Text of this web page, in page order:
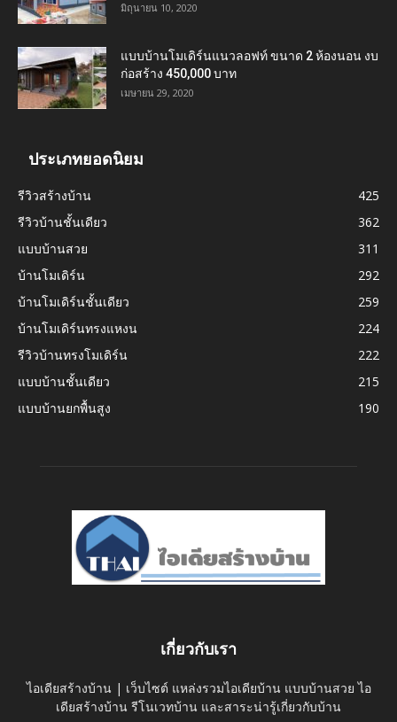
มิถุนายน 10, 2020
แบบบ้านโมเดิร์นแนวลอฟท์ ขนาด 2 ห้องนอน งบ
ก่อสร้าง 450,000 บาท
เมษายน 29, 2020
ประเภทยอดนิยม
รีวิวสร้างบ้าน
425
รีวิวบ้านชั้นเดียว
362
แบบบ้านสวย
311
บ้านโมเดิร์น
292
บ้านโมเดิร์นชั้นเดียว
259
บ้านโมเดิร์นทรงแหงน
224
รีวิวบ้านทรงโมเดิร์น
222
แบบบ้านชั้นเดียว
215
แบบบ้านยกพื้นสูง
190
เกี่ยวกับเรา
ไอเดียสร้างบ้าน | เว็บไซต์ แหล่งรวมไอเดียบ้าน แบบบ้านสวย ไอ
เดียสร้างบ้าน รีโนเวทบ้าน และสาระน่ารู้เกี่ยวกับบ้าน